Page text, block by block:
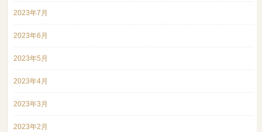
2023年7月
2023年6月
2023年5月
2023年4月
2023年3月
2023年2月